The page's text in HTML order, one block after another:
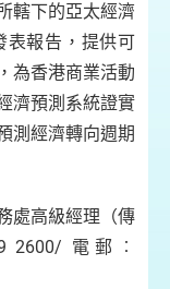
轄下的亞太經濟
表報告，提供可
為香港商業活動
濟預測系統證實
測經濟轉向週期
處高級經理（傳
電郵︰